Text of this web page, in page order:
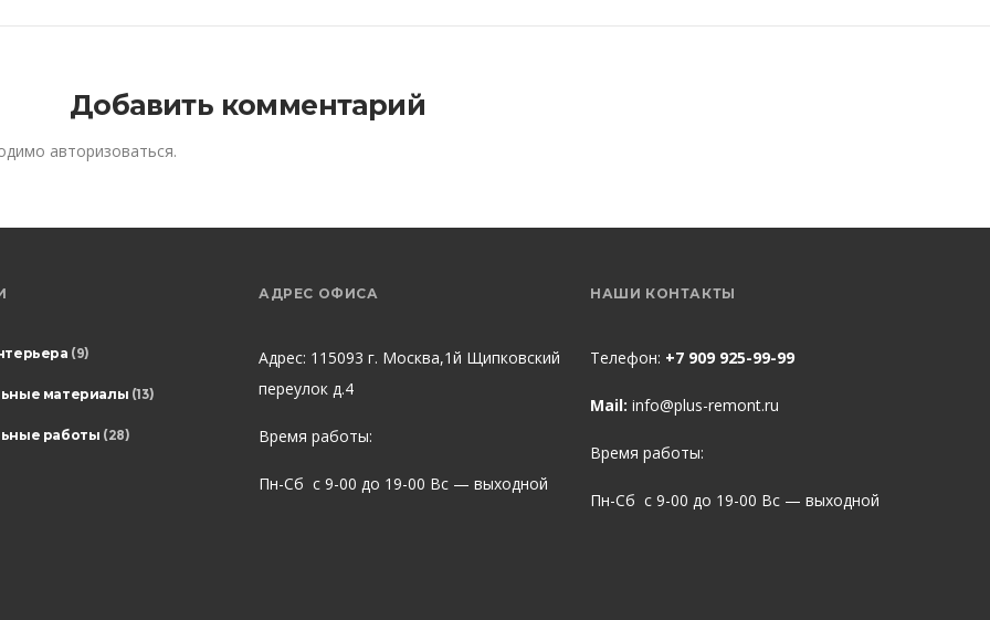
Добавить комментарий
авторизоваться.
(9)
материалы (13)
работы (28)
АДРЕС ОФИСА
Адрес: 115093 г. Москва,1й Щипковский
переулок д.4
Время работы:
Пн-Сб с 9-00 до 19-00 Вс — выходной
НАШИ КОНТАКТЫ
Телефон: +7 909 925-99-99
Mail: info@plus-remont.ru
Время работы:
Пн-Сб с 9-00 до 19-00 Вс — выходной